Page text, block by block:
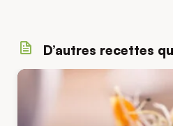
D’autres recettes